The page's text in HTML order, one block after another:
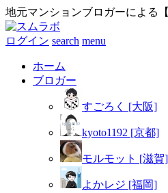
地元マンションブロガーによる
ログイン search menu
ホーム
ブロガー
すごろく [大阪]
kyoto1192 [京都]
モルモット [滋賀]
よかレジ [福岡]